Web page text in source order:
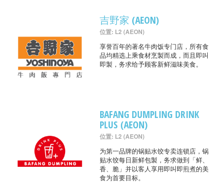
吉野家 (AEON)
位置: L2 (AEON)
享誉百年的著名牛肉饭专门店，所有食
品均精选上乘食材烹製而成，而且即叫
即製，务求给予顾客新鲜滋味美食。
BAFANG DUMPLING DRINK
PLUS (AEON)
位置: L2 (AEON)
为第一品牌的锅贴水饺专卖连锁店，锅
贴水饺每日新鲜包製，务求做到「鲜、
香、脆」并以客人享用即叫即煎煮的美
食为首要目标。